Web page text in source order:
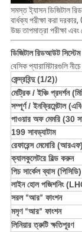
সমস্ত ই্যাসন ডিজিটাল
বার্ধক্য পরীক্ষা করা
উচ্চ তাপমাত্রা পরীক্ষা
ডিজিটাল রিডআউট সিস্টেম
বেসিক প্যারামিটারগুলি
কেন্দ্রবিন্দু (1/2))
মেট্রিক / ইঞ্চি প্রদর্শন
সম্পূর্ণ / ইনক্রিমেন্টাল
পাওয়ার অফ মেমরি (30
199 সাবড্যাটাম
রেফারেন্স মেমোরি (আরএফ)
ক্যালকুলেটরে বিল্ড করুন
পিচ সার্কেল ব্যাস (পিসিডি)
লাইন হোল পজিশনিং
সরল “আর” ফাংশন
মসৃণ “আর” ফাংশন
লিনিয়ার ত্রুটি ক্ষতিপূরণ